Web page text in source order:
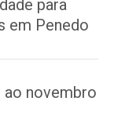
para
em Penedo
ao novembro